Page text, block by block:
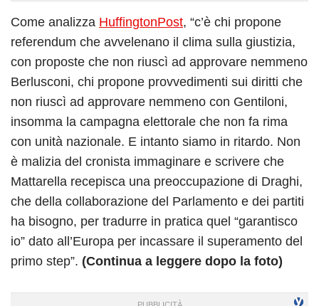
Come analizza HuffingtonPost, “c’è chi propone
referendum che avvelenano il clima sulla giustizia,
con proposte che non riuscì ad approvare nemmeno
Berlusconi, chi propone provvedimenti sui diritti che
non riuscì ad approvare nemmeno con Gentiloni,
insomma la campagna elettorale che non fa rima
con unità nazionale. E intanto siamo in ritardo. Non
è malizia del cronista immaginare e scrivere che
Mattarella recepisca una preoccupazione di Draghi,
che della collaborazione del Parlamento e dei partiti
ha bisogno, per tradurre in pratica quel “garantisco
io” dato all’Europa per incassare il superamento del
primo step”. (Continua a leggere dopo la foto)